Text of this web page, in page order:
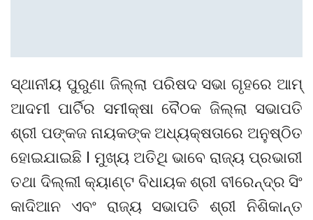
ସ୍ଥାନୀୟ ପୁରୁଣା ଜିଲ୍ଲା ପରିଷଦ ସଭା ଗୃହରେ ଆମ୍
ଆଦମୀ ପାର୍ଟିର ସମୀକ୍ଷା ବୈଠକ ଜିଲ୍ଲା ସଭାପତି
ଶ୍ରୀ ପଙ୍କଜ ନାୟକଙ୍କ ଅଧ୍ୟକ୍ଷତାରେ ଅନୁଷ୍ଠିତ
ହୋଇଯାଇଛି l ମୁଖ୍ୟ ଅତିଥି ଭାବେ ରାଜ୍ୟ ପ୍ରଭାରୀ
ତଥା ଦିଲ୍ଲୀ କ୍ୟାଣ୍ଟ ବିଧାୟକ ଶ୍ରୀ ବୀରେନ୍ଦ୍ର ସିଂ
କାଦିଆନ ଏବଂ ରାଜ୍ୟ ସଭାପତି ଶ୍ରୀ ନିଶିକାନ୍ତ